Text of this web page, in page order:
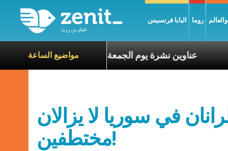
البابا فرنسيس روما
مواضيع الساعةعناوين نشرة يوم الجمعة 7 آب 2026: السلام يُبنى بصبر يومًا بعد يوم الآخرين
في سوريا لا يزالان
مختطفين!